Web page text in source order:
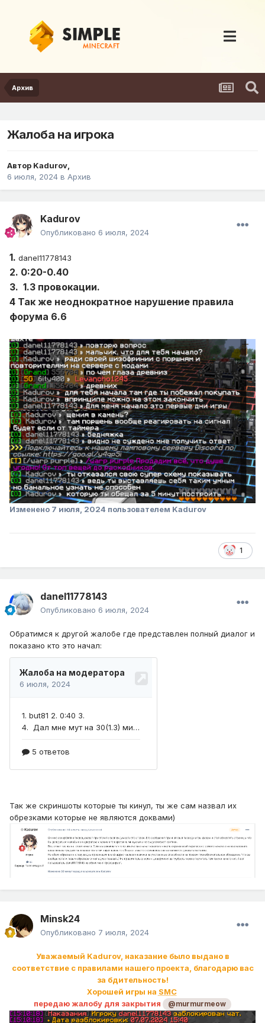
Архив
Жалоба на игрока
Автор Kadurov,
6 июля, 2024 в Архив
Kadurov
Опубликовано 6 июля, 2024
1. danel11778143
2. 0:20-0.40
3. 1.3 провокации.
4 Так же неоднократное нарушение правила
форума 6.6
Изменено 7 июля, 2024 пользователем Kadurov
1
danel11778143
Опубликовано 6 июля, 2024
Обратимся к другой жалобе где представлен полный диалог и
показано кто это начал:
Так же скриншоты которые ты кинул, ты же сам назвал их
обрезками которые не являются доквами)
Minsk24
Опубликовано 7 июля, 2024
Уважаемый Kadurov, наказание было выдано в
соответствие с правилами нашего проекта, благодарю вас
за бдительность!
Хорошей игры на SMC
передаю жалобу для закрытия
@murmurmeow